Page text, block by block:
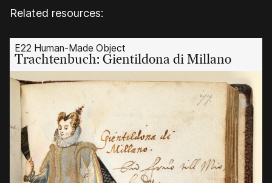
Related resources:
E22 Human-Made Object
Trachtenbuch: Gientildona di Millano